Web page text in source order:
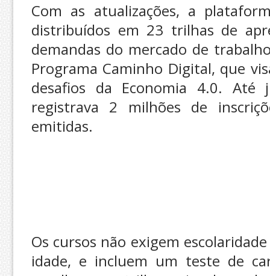
Com as atualizações, a
distribuídos em 23 trilhas de
demandas do mercado de
Programa Caminho Digital, que
desafios da Economia 4.0.
registrava 2 milhões de
emitidas.
Os cursos não exigem
idade, e incluem um teste de